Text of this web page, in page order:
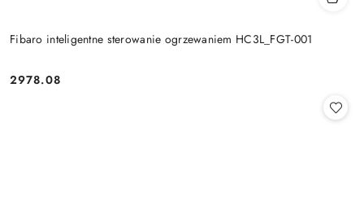
Fibaro inteligentne sterowanie ogrzewaniem HC3L_FGT-001
Cena:
2978.08